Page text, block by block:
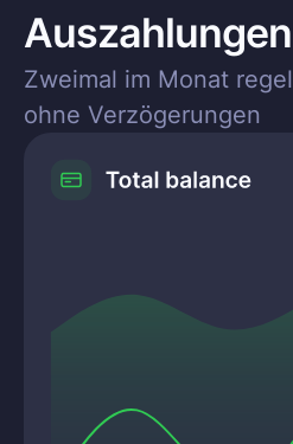
Zweimal im Monat
ohne Verzögerungen